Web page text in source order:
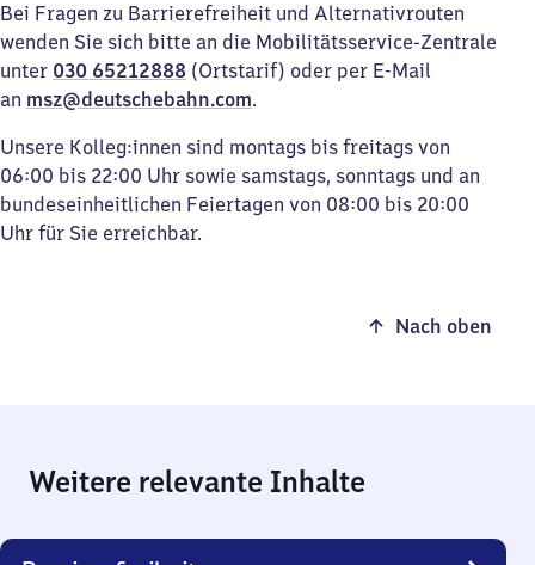
Bei Fragen zu Barrierefreiheit und Alternativrouten
wenden Sie sich bitte an die Mobilitätsservice-Zentrale
unter 030 65212888 (Ortstarif) oder per E-Mail
an msz@deutschebahn.com.
Unsere Kolleg:innen sind montags bis freitags von
06:00 bis 22:00 Uhr sowie samstags, sonntags und an
bundeseinheitlichen Feiertagen von 08:00 bis 20:00
Uhr für Sie erreichbar.
Nach oben
Weitere relevante Inhalte